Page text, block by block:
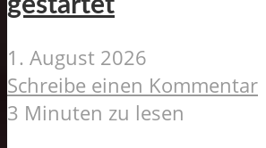
1. August 2026
Schreibe einen Kommentar
3 Minuten zu lesen